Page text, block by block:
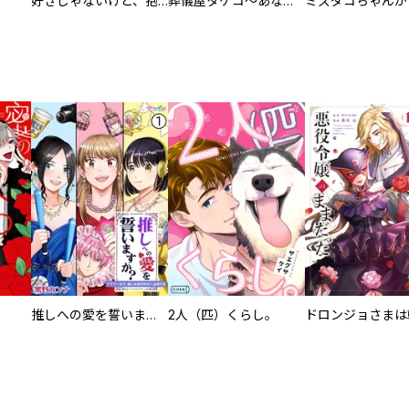
推しへの愛を誓いますか？～アラサー女子、推しは逃げぬが人生逃げる～ 2人（匹）くらし。